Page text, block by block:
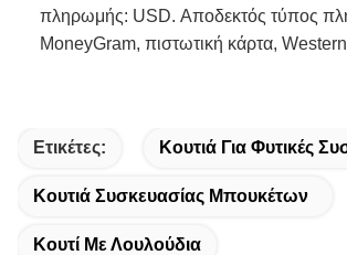
πληρωμής: USD. Αποδεκτός τύπος
MoneyGram, πιστωτική κάρτα,
Ετικέτες: Κουτιά Για Φυτικές
Κουτιά Συσκευασίας Μπουκέτων
Κουτί Με Λουλούδια